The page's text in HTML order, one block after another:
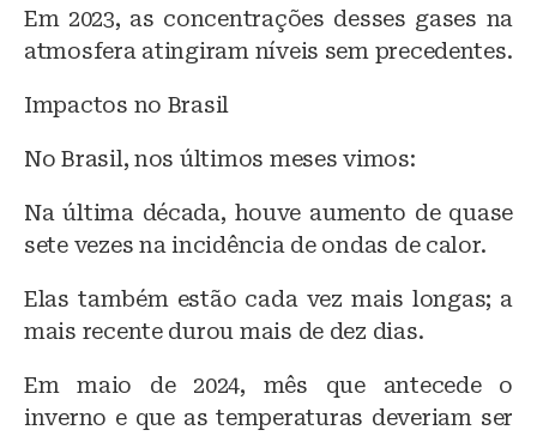
Em 2023, as concentrações desses gases na
atmosfera atingiram níveis sem precedentes.
Impactos no Brasil
No Brasil, nos últimos meses vimos:
Na última década, houve aumento de quase
sete vezes na incidência de ondas de calor.
Elas também estão cada vez mais longas; a
mais recente durou mais de dez dias.
Em maio de 2024, mês que antecede o
inverno e que as temperaturas deveriam ser